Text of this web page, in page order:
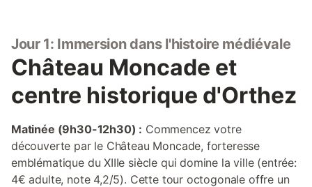
Jour 1: Immersion dans l'histoire médiévale
Château Moncade et
centre historique d'Orthez
Matinée (9h30-12h30) : Commencez votre
découverte par le Château Moncade, forteresse
emblématique du XIIIe siècle qui domine la ville (entrée:
4€ adulte, note 4,2/5). Cette tour octogonale offre un